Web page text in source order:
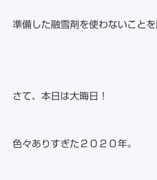
準備した融雪剤を使わないことを
さて、本日は大晦日！
色々ありすぎた２０２０年。